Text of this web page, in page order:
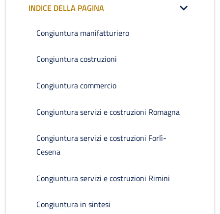
INDICE DELLA PAGINA
Congiuntura manifatturiero
Congiuntura costruzioni
Congiuntura commercio
Congiuntura servizi e costruzioni Romagna
Congiuntura servizi e costruzioni Forlì-
Cesena
Congiuntura servizi e costruzioni Rimini
Congiuntura in sintesi